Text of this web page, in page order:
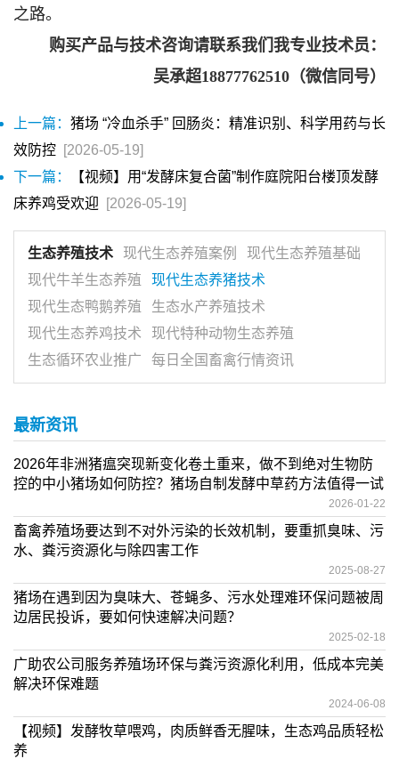
之路。
购买产品与技术咨询请联系我们我专业技术员：
吴承超18877762510（微信同号）
上一篇： 猪场 “冷血杀手” 回肠炎：精准识别、科学用药与长
效防控 [2026-05-19]
下一篇：
【视频】用“发酵床复合菌”制作庭院阳台楼顶发酵
床养鸡受欢迎
[2026-05-19]
生态养殖技术 现代生态养殖案例
现代生态养殖基础
现代牛羊生态养殖
现代生态养猪技术
现代生态鸭鹅养殖
生态水产养殖技术
现代生态养鸡技术
现代特种动物生态养殖
生态循环农业推广
每日全国畜禽行情资讯
最新资讯
2026年非洲猪瘟突现新变化卷土重来，做不到绝对生物防
控的中小猪场如何防控？猪场自制发酵中草药方法值得一试
2026-01-22
畜禽养殖场要达到不对外污染的长效机制，要重抓臭味、污
水、粪污资源化与除四害工作
2025-08-27
猪场在遇到因为臭味大、苍蝇多、污水处理难环保问题被周
边居民投诉，要如何快速解决问题？
2025-02-18
广助农公司服务养殖场环保与粪污资源化利用，低成本完美
解决环保难题
2024-06-08
【视频】发酵牧草喂鸡，肉质鲜香无腥味，生态鸡品质轻松
养